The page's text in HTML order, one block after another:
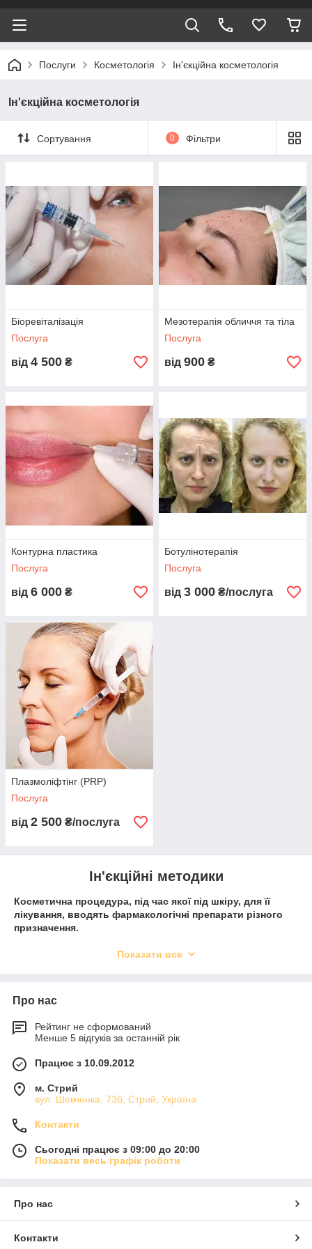
Послуги Косметологія Ін'єкційна косметологія
Ін'єкційна косметологія
Сортування 0 Фільтри
Біоревіталізація
Послуга
від 4 500 ₴
Мезотерапія обличчя та тіла
Послуга
від 900 ₴
Контурна пластика
Послуга
від 6 000 ₴
Ботулінотерапія
Послуга
від 3 000 ₴/послуга
Плазмоліфтінг (PRP)
Послуга
від 2 500 ₴/послуга
Ін'єкційні методики
Косметична процедура, під час якої під шкіру, для її
лікування, вводять фармакологічні препарати різного
призначення.
підбирає препарат, техніку введення, готує
Показати все
Про нас
Рейтинг не сформований
Менше 5 відгуків за останній рік
Працює з 10.09.2012
м. Стрий
вул. Шевченка, 73б, Стрий, Україна
Контакти
Сьогодні працює з 09:00 до 20:00
Показати весь графік роботи
Про нас
Контакти